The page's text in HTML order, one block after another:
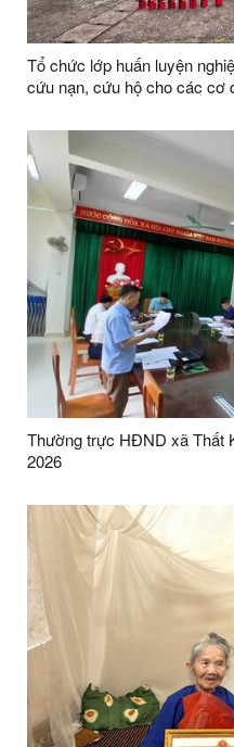
Tổ chức lớp huấn luyện
cứu nạn, cứu hộ cho các cơ
Thường trực HĐND xã Thất
2026